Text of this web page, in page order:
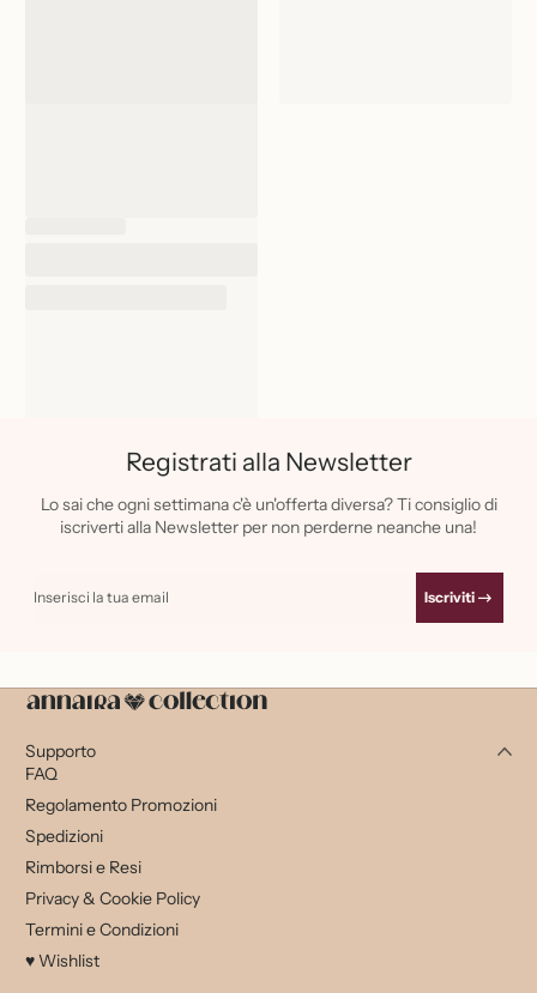
Registrati alla Newsletter
Lo sai che ogni settimana c'è un'offerta diversa? Ti consiglio di
iscriverti alla Newsletter per non perderne neanche una!
Inserisci la tua email Iscriviti
Supporto
FAQ
Regolamento Promozioni
Spedizioni
Rimborsi e Resi
Privacy & Cookie Policy
Termini e Condizioni
♥ Wishlist